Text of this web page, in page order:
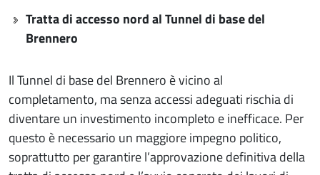
Tratta di accesso nord al Tunnel di base del
Brennero
Il Tunnel di base del Brennero è vicino al
completamento, ma senza accessi adeguati rischia di
diventare un investimento incompleto e inefficace. Per
questo è necessario un maggiore impegno politico,
soprattutto per garantire l’approvazione definitiva della